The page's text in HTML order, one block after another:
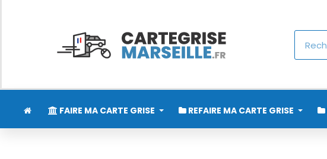
FAIRE MA CARTE GRISE REFAIRE MA CARTE GRISE